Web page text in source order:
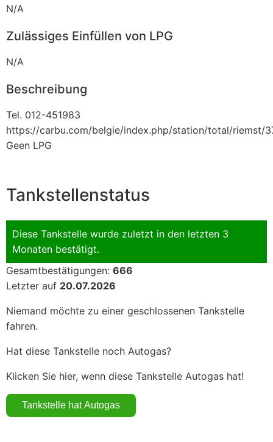
N/A
Zulässiges Einfüllen von LPG
N/A
Beschreibung
Tel. 012-451983
https://carbu.com/belgie/index.php/station/total/riemst/
Geen LPG
Tankstellenstatus
Diese Tankstelle wurde zuletzt in den letzten 3
Monaten bestätigt.
Gesamtbestätigungen: 666
Letzter auf 20.07.2026
Niemand möchte zu einer geschlossenen Tankstelle
fahren.
Hat diese Tankstelle noch Autogas?
Klicken Sie hier, wenn diese Tankstelle Autogas hat!